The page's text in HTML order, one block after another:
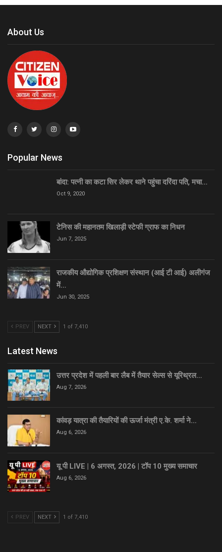
About Us
Popular News
बांदा: पत्नी का कटा सिर लेकर थाने पहुंचा दरिंदा पति, मचा…
Oct 9, 2020
टेनिस की महानतम खिलाड़ी स्टेफी ग्राफ का निधन
Jun 7, 2025
राजकीय औद्योगिक प्रशिक्षण संस्थान (आई टी आई) अलीगंज
में…
Jun 30, 2025
PREV NEXT 1 of 7,410
Latest News
उत्तर प्रदेश में पहली बार लैब में तैयार सेल्स से यूरिथ्रल…
Aug 7, 2026
कांवड़ यात्रा की तैयारियों की ऊर्जा मंत्री ए.के. शर्मा ने…
Aug 6, 2026
यू पी LIVE | 6 अगस्त, 2026 | टॉप 10 मुख्य समाचार
Aug 6, 2026
PREV NEXT 1 of 7,410